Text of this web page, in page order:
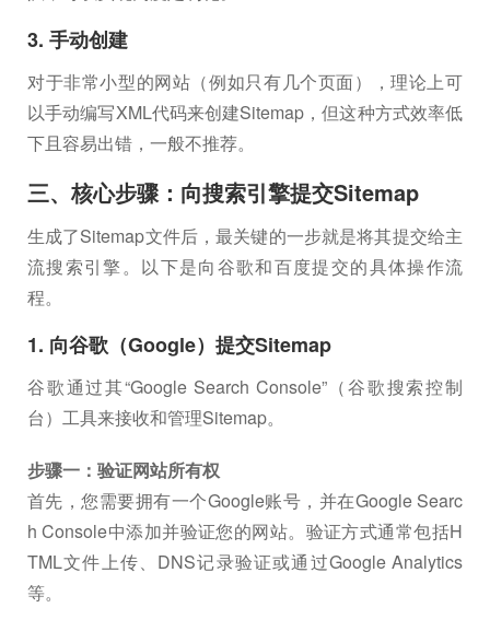
3. 手动创建
对于非常小型的网站（例如只有几个页面），理论上可
以手动编写XML代码来创建Sitemap，但这种方式效率低
下且容易出错，一般不推荐。
三、核心步骤：向搜索引擎提交Sitemap
生成了Sitemap文件后，最关键的一步就是将其提交给主
流搜索引擎。以下是向谷歌和百度提交的具体操作流
程。
1. 向谷歌（Google）提交Sitemap
谷歌通过其“Google Search Console”（谷歌搜索控制
台）工具来接收和管理Sitemap。
步骤一：验证网站所有权
首先，您需要拥有一个Google账号，并在Google Searc
h Console中添加并验证您的网站。验证方式通常包括H
TML文件上传、DNS记录验证或通过Google Analytics
等。